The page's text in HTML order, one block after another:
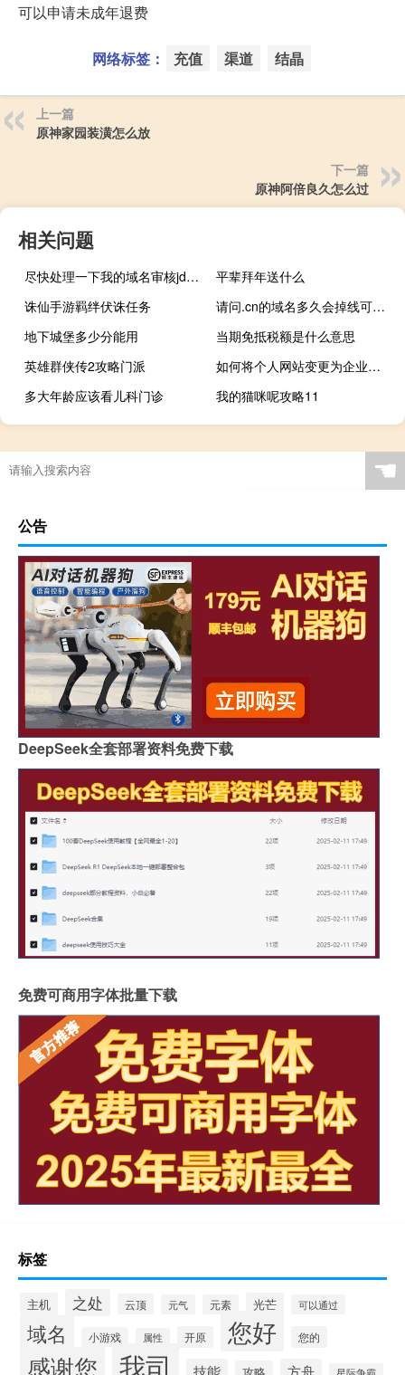
可以申请未成年退费
网络标签： 充值 渠道 结晶
上一篇
原神家园装潢怎么放
下一篇
原神阿倍良久怎么过
相关问题
尽快处理一下我的域名审核jdkjdg.com
平辈拜年送什么
诛仙手游羁绊伏诛任务
请问.cn的域名多久会掉线可以重新注册
地下城堡多少分能用
当期免抵税额是什么意思
英雄群侠传2攻略门派
如何将个人网站变更为企业网站
多大年龄应该看儿科门诊
我的猫咪呢攻略11
☚
公告
DeepSeek全套部署资料免费下载
免费可商用字体批量下载
标签
主机 之处 云顶 元气 元素 光芒 可以通过
域名 小游戏 属性 开原 您好 您的
感谢您 我司